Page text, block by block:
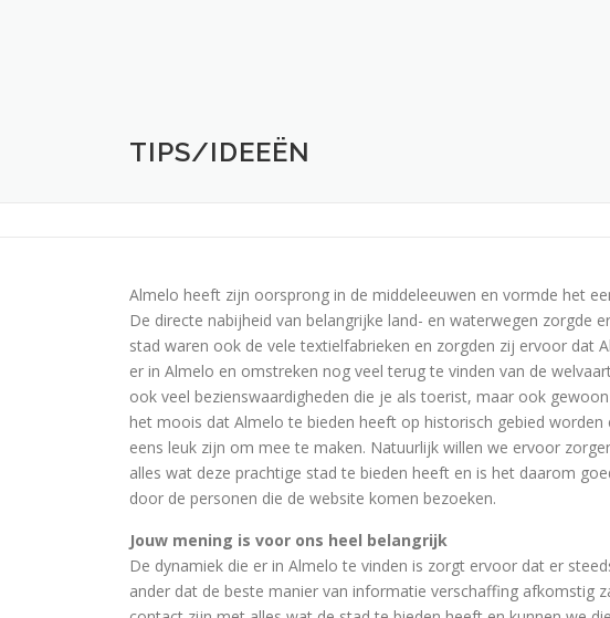
TIPS/IDEEËN
Almelo heeft zijn oorsprong in de middeleeuwen en vormde het
De directe nabijheid van belangrijke land- en waterwegen zorgde
stad waren ook de vele textielfabrieken en zorgden zij ervoor dat
er in Almelo en omstreken nog veel terug te vinden van de
ook veel bezienswaardigheden die je als toerist, maar ook
het moois dat Almelo te bieden heeft op historisch gebied
eens leuk zijn om mee te maken. Natuurlijk willen we ervoor
alles wat deze prachtige stad te bieden heeft en is het daarom
door de personen die de website komen bezoeken.
Jouw mening is voor ons heel belangrijk
De dynamiek die er in Almelo te vinden is zorgt ervoor dat er
ander dat de beste manier van informatie verschaffing afkomstig